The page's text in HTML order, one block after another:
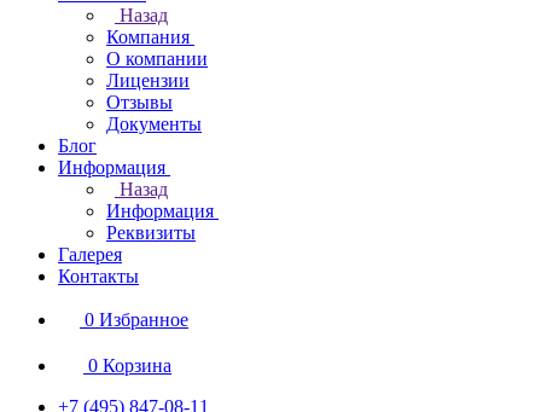
Назад
Компания
О компании
Лицензии
Отзывы
Документы
Блог
Информация
Назад
Информация
Реквизиты
Галерея
Контакты
0 Избранное
0 Корзина
+7 (495) 847-08-11